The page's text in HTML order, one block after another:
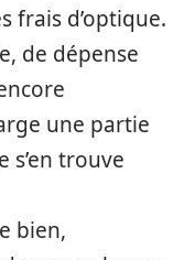
frais d’optique.
de dépense
une partie
s’en trouve
bien,